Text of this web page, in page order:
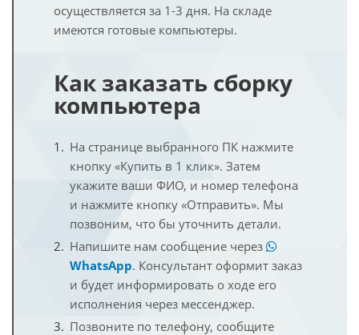
осуществляется за 1-3 дня. На складе
имеются готовые компьютеры.
Как заказать сборку
компьютера
На странице выбранного ПК нажмите
кнопку «Купить в 1 клик». Затем
укажите ваши ФИО, и номер телефона
и нажмите кнопку «Отправить». Мы
позвоним, что бы уточнить детали.
Напишите нам сообщение через
WhatsApp. Консультант оформит заказ
и будет информировать о ходе его
исполнения через мессенджер.
Позвоните по телефону, сообщите